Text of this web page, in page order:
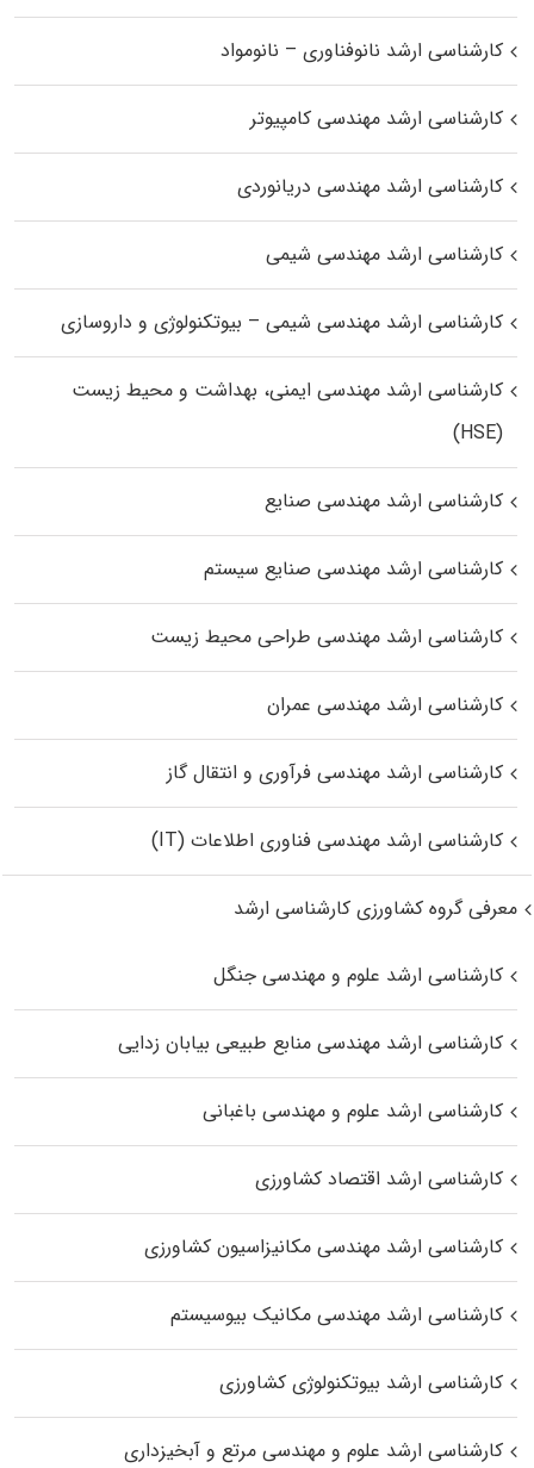
کارشناسی ارشد نانوفناوری – نانومواد
کارشناسی ارشد مهندسی کامپیوتر
کارشناسی ارشد مهندسی دریانوردی
کارشناسی ارشد مهندسی شیمی
کارشناسی ارشد مهندسی شیمی – بیوتکنولوژی و داروسازی
کارشناسی ارشد مهندسی ایمنی، بهداشت و محیط زیست
(HSE)
کارشناسی ارشد مهندسی صنایع
کارشناسی ارشد مهندسی صنایع سیستم
کارشناسی ارشد مهندسی طراحی محیط زیست
کارشناسی ارشد مهندسی عمران
کارشناسی ارشد مهندسی فرآوری و انتقال گاز
کارشناسی ارشد مهندسی فناوری اطلاعات (IT)
معرفی گروه کشاورزی کارشناسی ارشد
کارشناسی ارشد علوم و مهندسی جنگل
کارشناسی ارشد مهندسی منابع طبیعی بیابان زدایی
کارشناسی ارشد علوم و مهندسی باغبانی
کارشناسی ارشد اقتصاد کشاورزی
کارشناسی ارشد مهندسی مکانیزاسیون کشاورزی
کارشناسی ارشد مهندسی مکانیک بیوسیستم
کارشناسی ارشد بیوتکنولوژی کشاورزی
کارشناسی ارشد علوم و مهندسی مرتع و آبخیزداری